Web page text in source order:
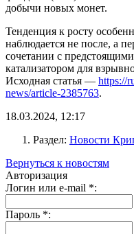
добычи новых монет.
Тенденция к росту
наблюдается не после, а
сочетании с
катализатором для
Исходная статья — https://
news/article-2385763.
18.03.2024, 12:17
Раздел: Новости
Вернуться к новостям
Авторизация
Логин или e-mail *:
Пароль *: